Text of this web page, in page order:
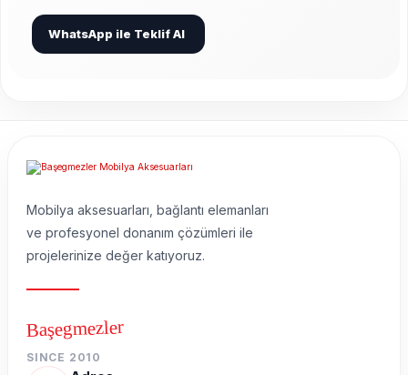
WhatsApp ile Teklif Al
Mobilya aksesuarları, bağlantı elemanları
ve profesyonel donanım çözümleri ile
projelerinize değer katıyoruz.
Başegmezler
SINCE 2010